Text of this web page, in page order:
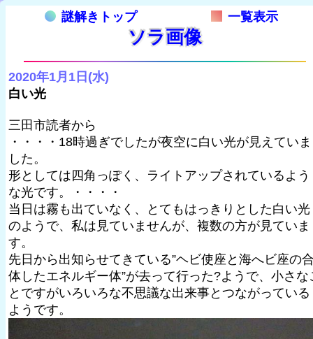
謎解きトップ 一覧表示
ソラ画像
2020年1月1日(水)
白い光
三田市読者から
・・・・18時過ぎでしたが夜空に白い光が見えていま
した。
形としては四角っぽく、ライトアップされているよう
な光です。・・・・
当日は霧も出ていなく、とてもはっきりとした白い光
のようで、私は見ていませんが、複数の方が見ていま
す。
先日から出知らせてきている”ヘビ使座と海へビ座の
体したエネルギー体”が去って行った?ようで、小さな
とですがいろいろな不思議な出来事とつながっている
ようです。